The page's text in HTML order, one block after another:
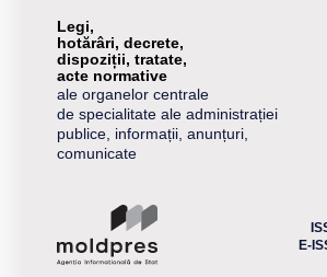
Legi,
hotărâri, decrete,
dispoziții, tratate,
acte normative
ale organelor centrale
de specialitate ale administrației
publice, informații, anunțuri,
comunicate
E-